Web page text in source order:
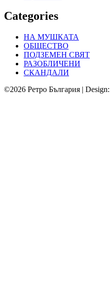
Categories
НА МУШКАТА
ОБЩЕСТВО
ПОДЗЕМЕН СВЯТ
РАЗОБЛИЧЕНИ
СКАНДАЛИ
©2026 Ретро България | Design: